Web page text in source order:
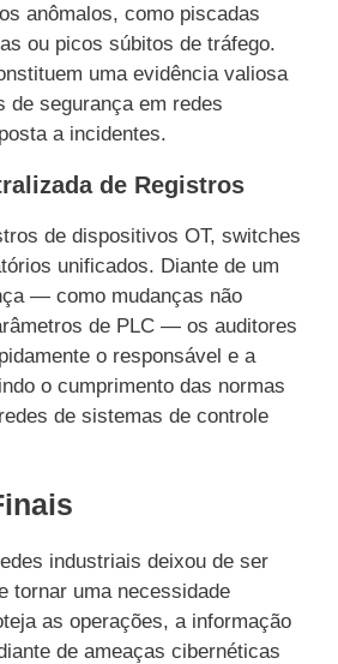
anômalos, como piscadas
ou picos súbitos de tráfego.
uma evidência valiosa
de segurança em redes
a incidentes.
de Registros
de dispositivos OT, switches
unificados. Diante de um
— como mudanças não
de PLC — os auditores
o responsável e a
o cumprimento das normas
de sistemas de controle
industriais deixou de ser
tornar uma necessidade
as operações, a informação
de ameaças cibernéticas